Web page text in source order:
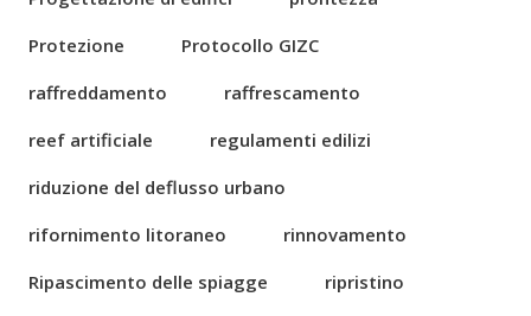
Protezione
Protocollo GIZC
raffreddamento
raffrescamento
reef artificiale
regulamenti edilizi
riduzione del deflusso urbano
rifornimento litoraneo
rinnovamento
Ripascimento delle spiagge
ripristino